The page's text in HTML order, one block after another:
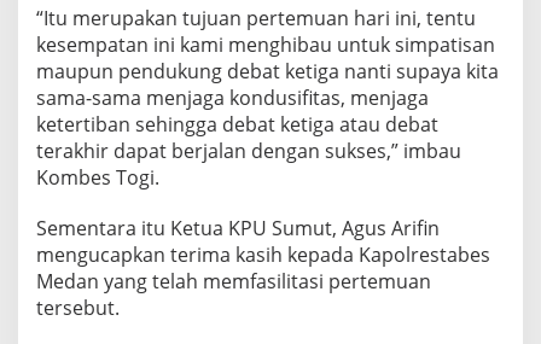
n
W
a
k
i
l
G
u
r
n
u
r
“Itu merupakan tujuan pertemuan hari ini, tentu
kesempatan ini kami menghibau untuk simpatisan
maupun pendukung debat ketiga nanti supaya kita
sama-sama menjaga kondusifitas, menjaga
ketertiban sehingga debat ketiga atau debat
terakhir dapat berjalan dengan sukses,” imbau
Kombes Togi.
Sementara itu Ketua KPU Sumut, Agus Arifin
mengucapkan terima kasih kepada Kapolrestabes
Medan yang telah memfasilitasi pertemuan
tersebut.